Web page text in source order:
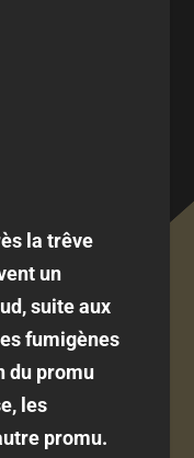
la trêve
un
suite aux
fumigènes
du promu
les
promu.